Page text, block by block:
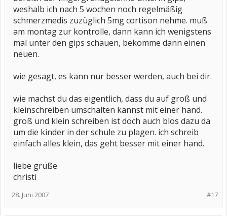
weshalb ich nach 5 wochen noch regelmäßig
schmerzmedis zuzüglich 5mg cortison nehme. muß
am montag zur kontrolle, dann kann ich wenigstens
mal unter den gips schauen, bekomme dann einen
neuen.
wie gesagt, es kann nur besser werden, auch bei dir.
wie machst du das eigentlich, dass du auf groß und
kleinschreiben umschalten kannst mit einer hand.
groß und klein schreiben ist doch auch blos dazu da
um die kinder in der schule zu plagen. ich schreib
einfach alles klein, das geht besser mit einer hand.
liebe grüße
christi
#17
28. Juni 2007